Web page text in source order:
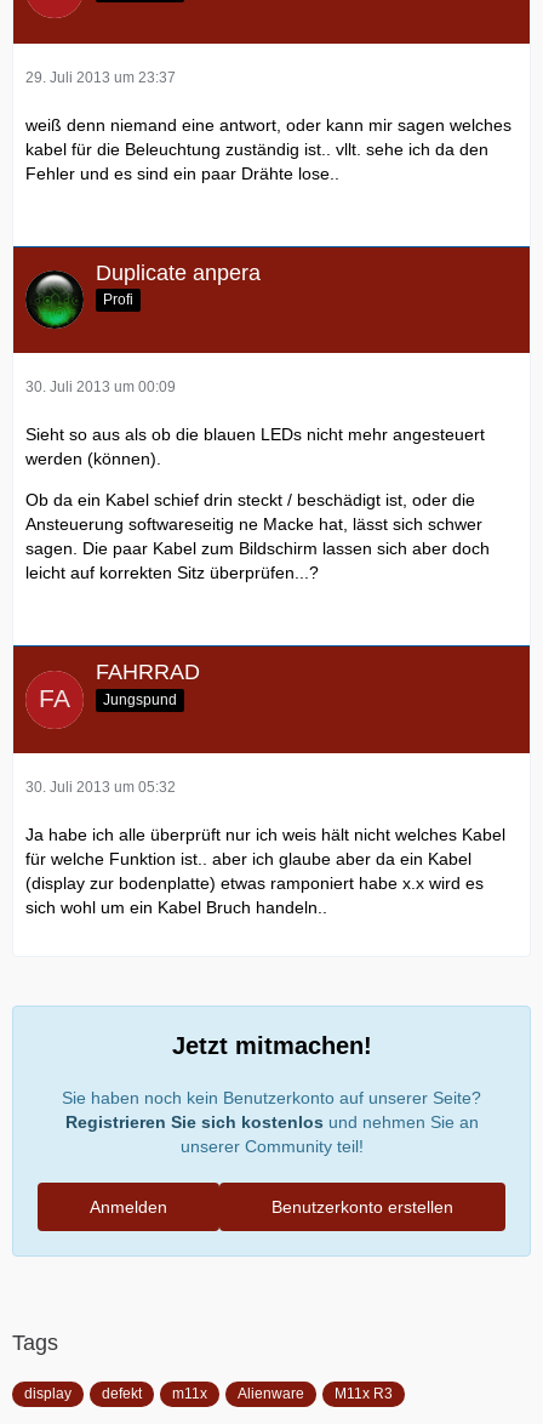
29. Juli 2013 um 23:37
weiß denn niemand eine antwort, oder kann mir sagen welches
kabel für die Beleuchtung zuständig ist.. vllt. sehe ich da den
Fehler und es sind ein paar Drähte lose..
Duplicate anpera
Profi
30. Juli 2013 um 00:09
Sieht so aus als ob die blauen LEDs nicht mehr angesteuert
werden (können).
Ob da ein Kabel schief drin steckt / beschädigt ist, oder die
Ansteuerung softwareseitig ne Macke hat, lässt sich schwer
sagen. Die paar Kabel zum Bildschirm lassen sich aber doch
leicht auf korrekten Sitz überprüfen...?
FAHRRAD
Jungspund
30. Juli 2013 um 05:32
Ja habe ich alle überprüft nur ich weis hält nicht welches Kabel
für welche Funktion ist.. aber ich glaube aber da ein Kabel
(display zur bodenplatte) etwas ramponiert habe x.x wird es
sich wohl um ein Kabel Bruch handeln..
Jetzt mitmachen!
Sie haben noch kein Benutzerkonto auf unserer Seite?
Registrieren Sie sich kostenlos und nehmen Sie an
unserer Community teil!
Benutzerkonto erstellen
Anmelden
Tags
display defekt m11x Alienware M11x R3